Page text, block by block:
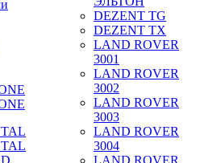
DEZENT TG
DEZENT TX
LAND ROVER
3001
LAND ROVER
3002
LAND ROVER
3003
LAND ROVER
3004
LAND ROVER